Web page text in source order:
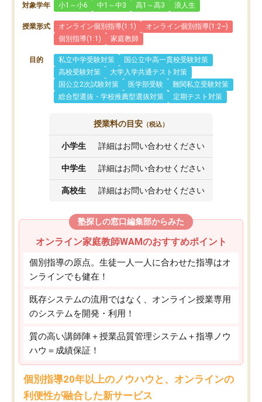
対象学年 小1～小6 中1～中3 高1～高3 浪人生
授業形式 オンライン個別指導(1:1)
オンライン個別指導(1:2~)
個別指導(1:1)
家庭教師
目的 私立中学受験対策
国公立中高一貫校受験対策
高校受験対策
大学入学共通テスト対策
国公立2次試験対策
医学部受験
難関私立受験対策
総合型選抜・学校推薦型選抜対策
定期テスト対策
授業料の目安 （税込）
小学生 詳細はお問い合わせください
中学生 詳細はお問い合わせください
高校生 詳細はお問い合わせください
塾探しの窓口編集部からみた
オンライン家庭教師WAMのおすすめポイント
個別指導の原点。生徒一人一人に合わせた指導はオ
ンラインでも健在！
既存システムの流用ではなく、オンライン授業専用
のシステムを開発・利用！
質の高い講師陣＋授業品質管理システム＋指導ノウ
ハウ＝成績保証！
個別指導20年以上のノウハウと、オンラインの
利便性が融合した新サービス